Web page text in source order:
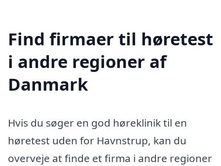
Find firmaer til høretest
i andre regioner af
Danmark
Hvis du søger en god høreklinik til en
høretest uden for Havnstrup, kan du
overveje at finde et firma i andre regioner